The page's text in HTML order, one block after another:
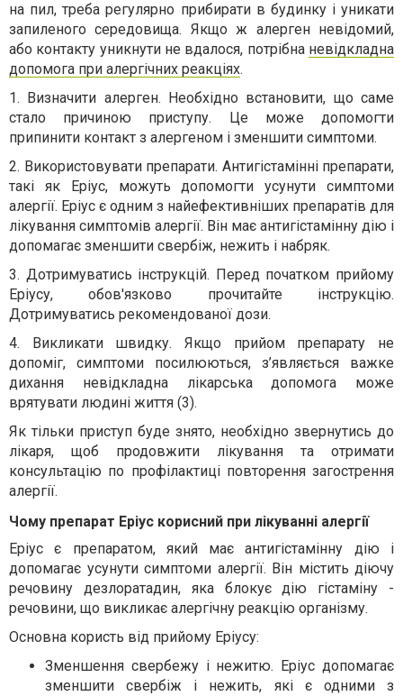
на пил, треба регулярно прибирати в будинку і уникати
запиленого середовища. Якщо ж алерген невідомий,
або контакту уникнути не вдалося, потрібна невідкладна
допомога при алергічних реакціях.
1. Визначити алерген. Необхідно встановити, що саме
стало причиною приступу. Це може допомогти
припинити контакт з алергеном і зменшити симптоми.
2. Використовувати препарати. Антигістамінні препарати,
такі як Еріус, можуть допомогти усунути симптоми
алергії. Еріус є одним з найефективніших препаратів для
лікування симптомів алергії. Він має антигістамінну дію і
допомагає зменшити свербіж, нежить і набряк.
3. Дотримуватись інструкцій. Перед початком прийому
Еріусу, обов'язково прочитайте інструкцію.
Дотримуватись рекомендованої дози.
4. Викликати швидку. Якщо прийом препарату не
допоміг, симптоми посилюються, з’являється важке
дихання невідкладна лікарська допомога може
врятувати людині життя (3).
Як тільки приступ буде знято, необхідно звернутись до
лікаря, щоб продовжити лікування та отримати
консультацію по профілактиці повторення загострення
алергії.
Чому препарат Еріус корисний при лікуванні алергії
Еріус є препаратом, який має антигістамінну дію і
допомагає усунути симптоми алергії. Він містить діючу
речовину дезлоратадин, яка блокує дію гістаміну -
речовини, що викликає алергічну реакцію організму.
Основна користь від прийому Еріусу:
Зменшення свербежу і нежитю. Еріус допомагає
зменшити свербіж і нежить, які є одними з